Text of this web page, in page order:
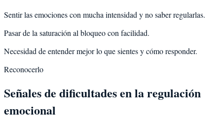
Sentir las emociones con mucha intensidad y no saber regularlas.
Pasar de la saturación al bloqueo con facilidad.
Necesidad de entender mejor lo que sientes y cómo responder.
Reconocerlo
Señales de dificultades en la regulación
emocional